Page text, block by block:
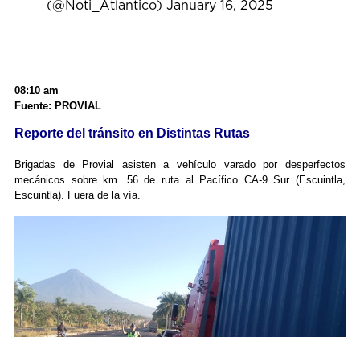
(@Noti_Atlantico) January 16, 2025
08:10 am
Fuente: PROVIAL
Reporte del tránsito en Distintas Rutas
Brigadas de Provial asisten a vehículo varado por desperfectos
mecánicos sobre km. 56 de ruta al Pacífico CA-9 Sur (Escuintla,
Escuintla). Fuera de la vía.